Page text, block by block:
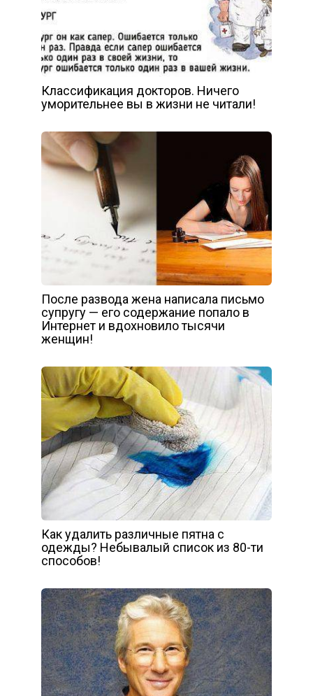
Классификация докторов. Ничего
уморительнее вы в жизни не читали!
После развода жена написала письмо
супругу — его содержание попало в
Интернет и вдохновило тысячи
женщин!
Как удалить различные пятна с
одежды? Небывалый список из 80-ти
способов!